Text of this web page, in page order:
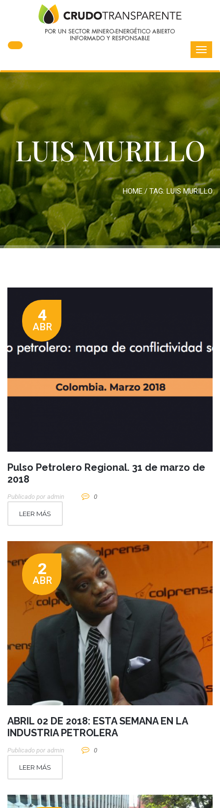
LUIS MURILLO
HOME/ TAG:LUIS MURILLO
4
ABR
Pulso Petrolero Regional. 31 de marzo de
2018
Publicado por Admin 0
LEER MÁS
2
ABR
ABRIL 02 DE 2018: ESTA SEMANA EN LA
INDUSTRIA PETROLERA
Publicado por Admin 0
LEER MÁS